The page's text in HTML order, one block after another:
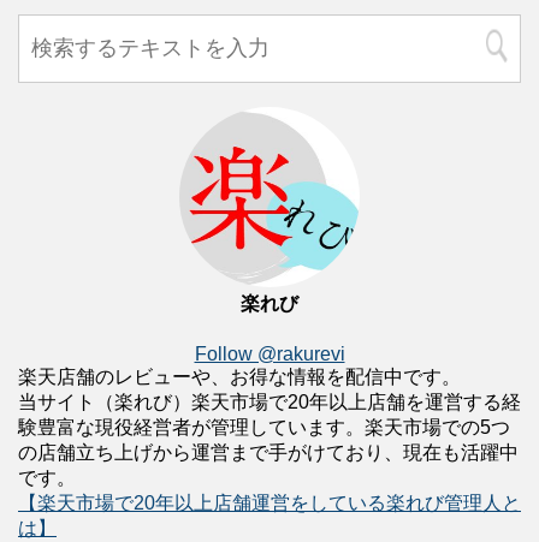
楽れび
Follow @rakurevi
楽天店舗のレビューや、お得な情報を配信中です。
当サイト（楽れび）楽天市場で20年以上店舗を運営する経
験豊富な現役経営者が管理しています。楽天市場での5つ
の店舗立ち上げから運営まで手がけており、現在も活躍中
です。
【楽天市場で20年以上店舗運営をしている楽れび管理人と
は】